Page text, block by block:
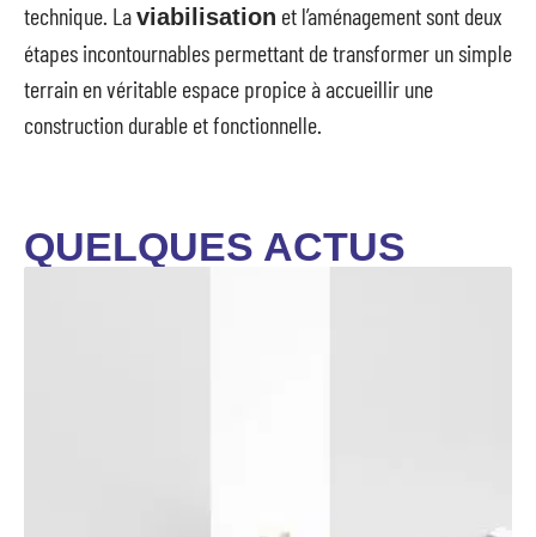
technique. Laviabilisation et l’aménagement sont deux
étapes incontournables permettant de transformer un simple
terrain en véritable espace propice à accueillir une
construction durable et fonctionnelle.
QUELQUES ACTUS